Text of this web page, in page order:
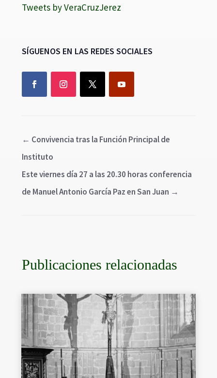
Tweets by VeraCruzJerez
SÍGUENOS EN LAS REDES SOCIALES
← Convivencia tras la Función Principal de
Instituto
Este viernes día 27 a las 20.30 horas conferencia
de Manuel Antonio García Paz en San Juan →
Publicaciones relacionadas